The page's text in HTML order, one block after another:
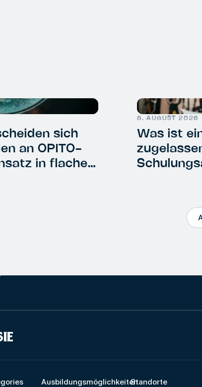
sich
an OPITO-
in flachen
8. AUGUST 2026
Was ist
AusbildungsmöglichkeitenStandorte